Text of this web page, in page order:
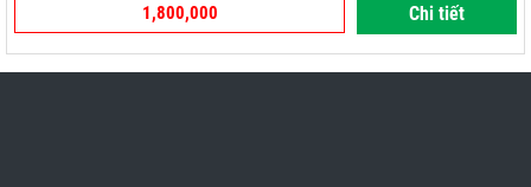
1,800,000 Chi tiết